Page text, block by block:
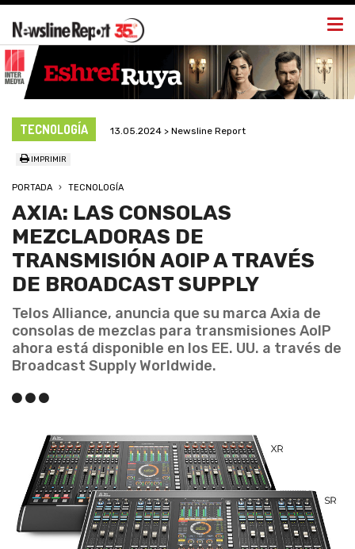
TECNOLOGÍA 13.05.2024 > Newsline Report
IMPRIMIR
PORTADA TECNOLOGÍA
AXIA: LAS CONSOLAS
MEZCLADORAS DE
TRANSMISIÓN AOIP A TRAVÉS
DE BROADCAST SUPPLY
Telos Alliance, anuncia que su marca Axia de
consolas de mezclas para transmisiones AoIP
ahora está disponible en los EE. UU. a través de
Broadcast Supply Worldwide.